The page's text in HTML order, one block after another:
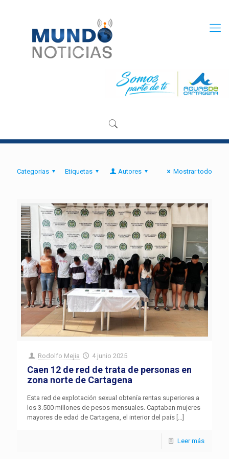
Categorias Etiquetas Autores Mostrar todo
Rodolfo Mejia 4 junio 2025
Caen 12 de red de trata de personas en
zona norte de Cartagena
Esta red de explotación sexual obtenía rentas superiores a
los 3.500 millones de pesos mensuales. Captaban mujeres
mayores de edad de Cartagena, el interior del país
Leer más